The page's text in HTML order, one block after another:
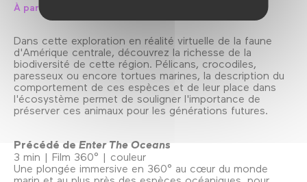
À partir de 5 ans
Dans cette exploration en réalité virtuelle de la faune
d'Amérique centrale, découvrez la richesse de la
biodiversité de cette région. Pélicans, crocodiles,
paresseux ou encore tortues marines, la description du
comportement de ces espèces et de leur place dans
l'écosystème permet de souligner l'importance de
préserver ces animaux pour les générations futures.
Précédé de Enter The Oceans
3 min | Film 360° | couleur
Une plongée immersive en 360° au cœur du monde